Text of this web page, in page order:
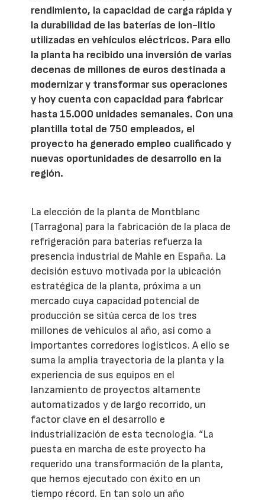
rendimiento, la capacidad de carga rápida y
la durabilidad de las baterías de ion-litio
utilizadas en vehículos eléctricos. Para ello
la planta ha recibido una inversión de varias
decenas de millones de euros destinada a
modernizar y transformar sus operaciones
y hoy cuenta con capacidad para fabricar
hasta 15.000 unidades semanales. Con una
plantilla total de 750 empleados, el
proyecto ha generado empleo cualificado y
nuevas oportunidades de desarrollo en la
región.
La elección de la planta de Montblanc
(Tarragona) para la fabricación de la placa de
refrigeración para baterías refuerza la
presencia industrial de Mahle en España. La
decisión estuvo motivada por la ubicación
estratégica de la planta, próxima a un
mercado cuya capacidad potencial de
producción se sitúa cerca de los tres
millones de vehículos al año, así como a
importantes corredores logísticos. A ello se
suma la amplia trayectoria de la planta y la
experiencia de sus equipos en el
lanzamiento de proyectos altamente
automatizados y de largo recorrido, un
factor clave en el desarrollo e
industrialización de esta tecnología. “La
puesta en marcha de este proyecto ha
requerido una transformación de la planta,
que hemos ejecutado con éxito en un
tiempo récord. En tan solo un año